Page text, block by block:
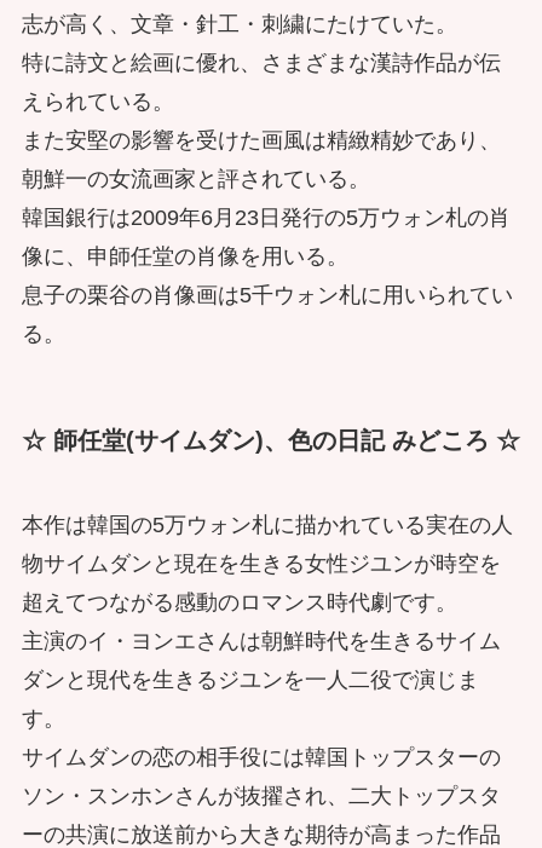
志が高く、文章・針工・刺繍にたけていた。
特に詩文と絵画に優れ、さまざまな漢詩作品が伝
えられている。
また安堅の影響を受けた画風は精緻精妙であり、
朝鮮一の女流画家と評されている。
韓国銀行は2009年6月23日発行の5万ウォン札の肖
像に、申師任堂の肖像を用いる。
息子の栗谷の肖像画は5千ウォン札に用いられてい
る。
☆ 師任堂(サイムダン)、色の日記 みどころ ☆
本作は韓国の5万ウォン札に描かれている実在の人
物サイムダンと現在を生きる女性ジユンが時空を
超えてつながる感動のロマンス時代劇です。
主演のイ・ヨンエさんは朝鮮時代を生きるサイム
ダンと現代を生きるジユンを一人二役で演じま
す。
サイムダンの恋の相手役には韓国トップスターの
ソン・スンホンさんが抜擢され、二大トップスタ
ーの共演に放送前から大きな期待が高まった作品